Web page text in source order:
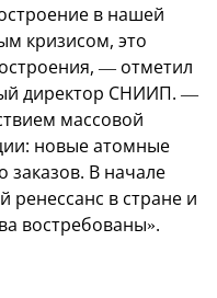
в нашей
кризисом, это
— отметил
директор СНИИП. —
массовой
новые атомные
заказов. В начале
ренессанс в стране и
востребованы».